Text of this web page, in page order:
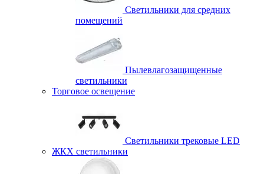
Светильники для средних
помещений
Пылевлагозащищенные
светильники
Торговое освещение
Светильники трековые LED
ЖКХ светильники